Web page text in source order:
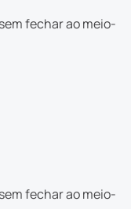
fechar ao meio-
fechar ao meio-